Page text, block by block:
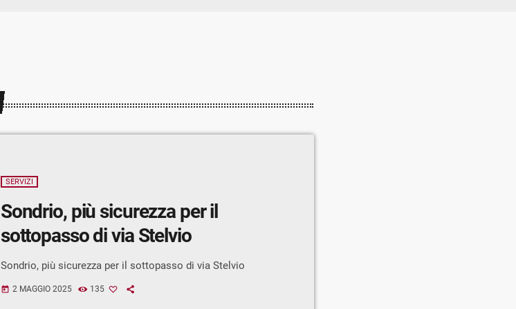
SERVIZI
Sondrio, più sicurezza per il
sottopasso di via Stelvio
Sondrio, più sicurezza per il sottopasso di via Stelvio
today 2 MAGGIO 2025 135